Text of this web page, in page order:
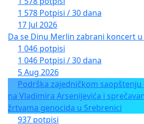
1 578 Potpisi / 30 dana
17 Jul 2026
Da se Dinu Merlin zabrani koncert u
1 046 potpisi
1 046 Potpisi / 30 dana
5 Aug 2026
Podrška zajedničkom
na Vladimira Arsenijevića i
žrtvama genocida u Srebrenici
937 potpisi